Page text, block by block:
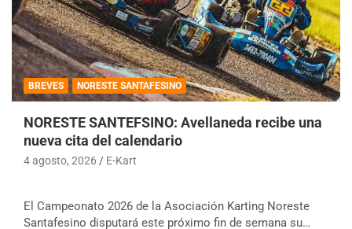
BREVES NORESTE SANTAFESINO
NORESTE SANTEFSINO: Avellaneda recibe una
nueva cita del calendario
4 agosto, 2026 E-Kart
El Campeonato 2026 de la Asociación Karting Noreste
Santafesino disputará este próximo fin de semana su…